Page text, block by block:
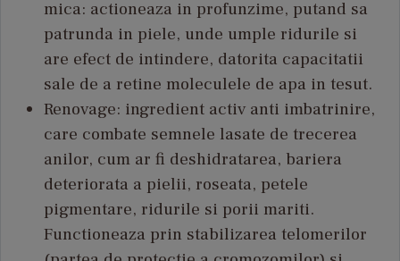
mica: actioneaza in profunzime, putand sa
patrunda in piele, unde umple ridurile si
are efect de intindere, datorita capacitatii
sale de a retine moleculele de apa in tesut.
Renovage: ingredient activ anti imbatrinire,
care combate semnele lasate de trecerea
anilor, cum ar fi deshidratarea, bariera
deteriorata a pielii, roseata, petele
pigmentare, ridurile si porii mariti.
Functioneaza prin stabilizarea telomerilor